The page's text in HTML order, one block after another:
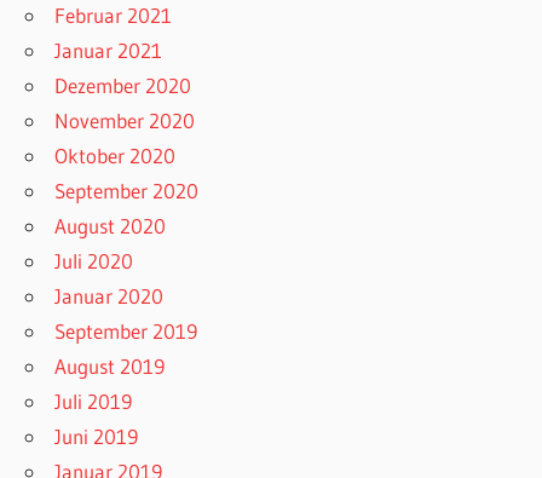
Februar 2021
Januar 2021
Dezember 2020
November 2020
Oktober 2020
September 2020
August 2020
Juli 2020
Januar 2020
September 2019
August 2019
Juli 2019
Juni 2019
Januar 2019